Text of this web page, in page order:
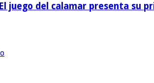
juego del calamar presenta su